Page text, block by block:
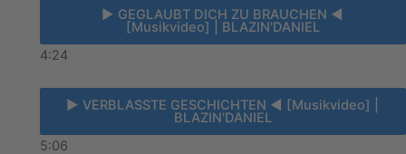
► GEGLAUBT DICH ZU BRAUCHEN ◄
[Musikvideo] | BLAZIN'DANIEL
4:24
► VERBLASSTE GESCHICHTEN ◄ [Musikvideo] |
BLAZIN'DANIEL
5:06